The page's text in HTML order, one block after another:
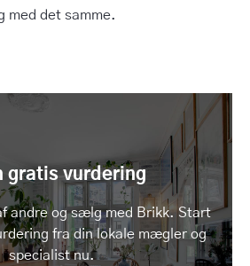
med det samme.
gratis vurdering
andre og sælg med Brikk. Start
fra din lokale mægler og
specialist nu.